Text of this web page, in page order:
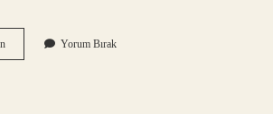
Yeraltı
Suyu
Yorum Bırak